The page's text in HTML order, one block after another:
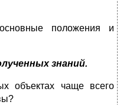
положения и
знаний.
объектах чаще всего